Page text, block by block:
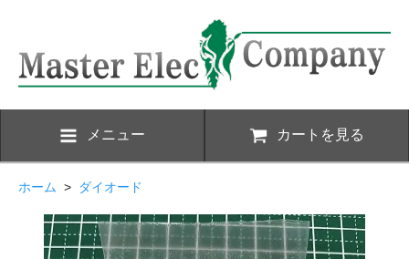
メニュー カートを見る
ホーム > ダイオード